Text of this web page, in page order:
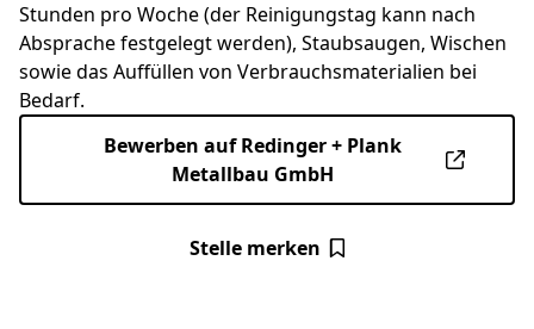
Stunden pro Woche (der Reinigungstag kann nach
Absprache festgelegt werden), Staubsaugen, Wischen
sowie das Auffüllen von Verbrauchsmaterialien bei
Bedarf.
Bewerben auf Redinger + Plank
Metallbau GmbH
Stelle merken